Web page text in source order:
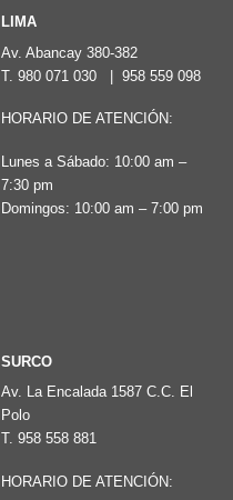
LIMA
Av. Abancay 380-382
T. 980 071 030 | 958 559 098
HORARIO DE ATENCIÓN:
Lunes a Sábado: 10:00 am –
7:30 pm
Domingos: 10:00 am – 7:00 pm
SURCO
Av. La Encalada 1587 C.C. El
Polo
T. 958 558 881
HORARIO DE ATENCIÓN: